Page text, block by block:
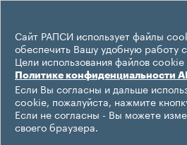
Сайт РАПСИ использует файлы
обеспечить Вашу удобную работу
Цели использования файлов
Политике конфиденциальности
Если Вы согласны и дальше
cookie, пожалуйста, нажмите
Если не согласны - Вы можете
своего браузера.